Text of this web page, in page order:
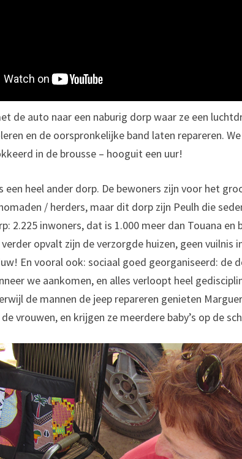
de auto naar een naburig dorp waar ze een
en de oorspronkelijke band laten repareren.
in de brousse – hooguit een uur!
een heel ander dorp. De bewoners zijn voor het
/ herders, maar dit dorp zijn Peulh die
2.225 inwoners, dat is 1.000 meer dan Touana en
opvalt zijn de verzorgde huizen, geen vuilnis
En vooral ook: sociaal goed georganiseerd: de
we aankomen, en alles verloopt heel
de mannen de jeep repareren genieten
vrouwen, en krijgen ze meerdere baby’s op de